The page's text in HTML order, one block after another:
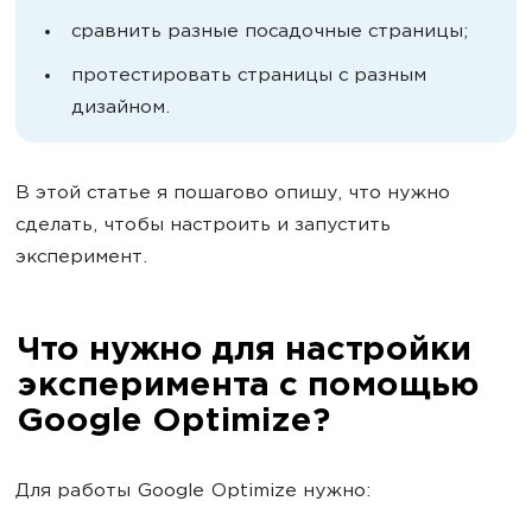
сравнить разные посадочные страницы;
протестировать страницы с разным
дизайном.
В этой статье я пошагово опишу, что нужно
сделать, чтобы настроить и запустить
эксперимент.
Что нужно для настройки
эксперимента с помощью
Google Optimize?
Для работы Google Optimize нужно: